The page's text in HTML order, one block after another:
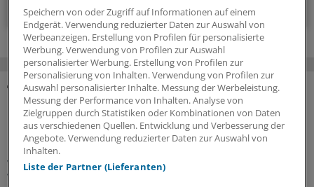
MEHR ZUM THEMA
Präventionsoffensive
Gesundheitsrechtler Thomas Schlegel: „Krankheit
wirkt wie eine stille Rezession im Inneren der
Wirtschaft“
Speichern von oder Zugriff auf Informationen auf einem
Endgerät. Verwendung reduzierter Daten zur Auswahl von
Werbeanzeigen. Erstellung von Profilen für personalisierte
Werbung. Verwendung von Profilen zur Auswahl
personalisierter Werbung. Erstellung von Profilen zur
Personalisierung von Inhalten. Verwendung von Profilen zur
Auswahl personalisierter Inhalte. Messung der Werbeleistung.
Messung der Performance von Inhalten. Analyse von
Zielgruppen durch Statistiken oder Kombinationen von Daten
aus verschiedenen Quellen. Entwicklung und Verbesserung der
Angebote. Verwendung reduzierter Daten zur Auswahl von
Inhalten.
Liste der Partner (Lieferanten)